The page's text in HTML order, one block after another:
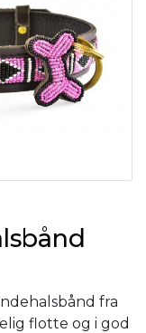
fra
flotte og i god